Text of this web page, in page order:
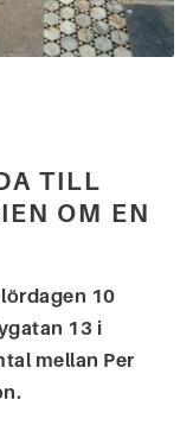
TILL
OM EN
10
13 i
mellan Per